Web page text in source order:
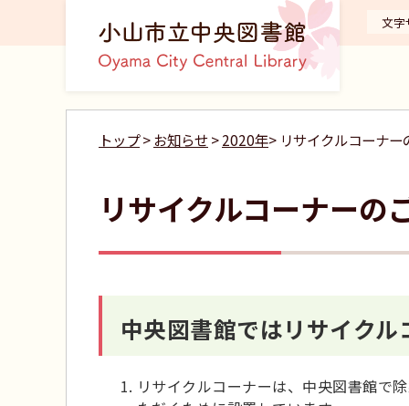
文字
トップ>お知らせ>2020年> リサイクルコーナー
リサイクルコーナーの
中央図書館ではリサイク
リサイクルコーナーは、中央図書館で